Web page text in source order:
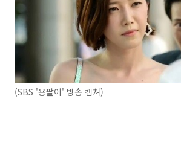
(SBS '용팔이' 방송 캡쳐)